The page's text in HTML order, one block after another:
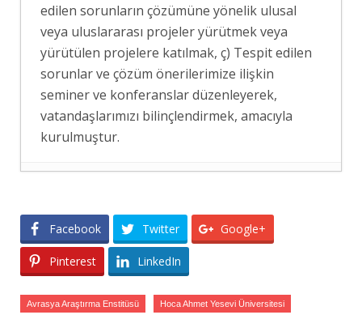
edilen sorunların çözümüne yönelik ulusal
veya uluslararası projeler yürütmek veya
yürütülen projelere katılmak, ç) Tespit edilen
sorunlar ve çözüm önerilerimize ilişkin
seminer ve konferanslar düzenleyerek,
vatandaşlarımızı bilinçlendirmek, amacıyla
kurulmuştur.
MEKKE SAVUNMA ANLAŞMASININ
SUUDİ BASININDA YANKISI
2026
İSRAİL BASININDA “MEKKE ORTAK
SAVUNMA ANLAŞMASI” ALGISI- 8
Facebook Twitter Google+
Pinterest LinkedIn
Avrasya Araştırma Enstitüsü Hoca Ahmet Yesevi Üniversitesi